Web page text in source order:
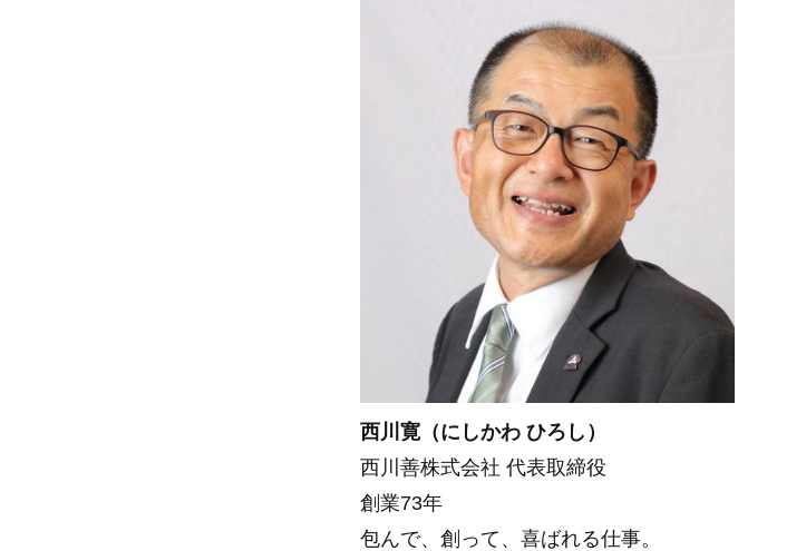
西川寛（にしかわ ひろし）
西川善株式会社 代表取締役
創業73年
包んで、創って、喜ばれる仕事。